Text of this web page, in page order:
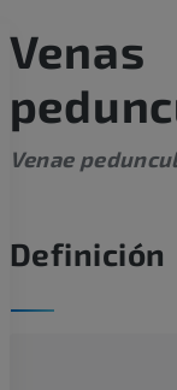
Venas
Venae
Definición